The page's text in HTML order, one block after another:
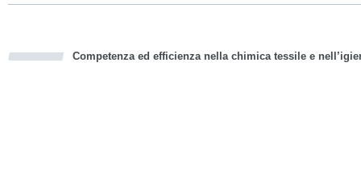
Competenza ed efficienza nella chimica tessile e